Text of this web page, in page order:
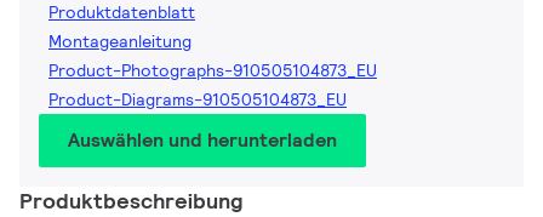
Produktdatenblatt
Montageanleitung
Product-Photographs-910505104873_EU
Product-Diagrams-910505104873_EU
Auswählen und herunterladen
Produktbeschreibung